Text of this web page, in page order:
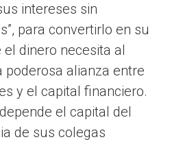
intereses sin
para convertirlo en su
el dinero necesita al
poderosa alianza entre
y el capital financiero.
el capital del
de sus colegas